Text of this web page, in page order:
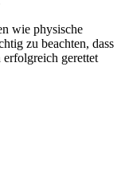
wie physische
zu beachten, dass
gerettet